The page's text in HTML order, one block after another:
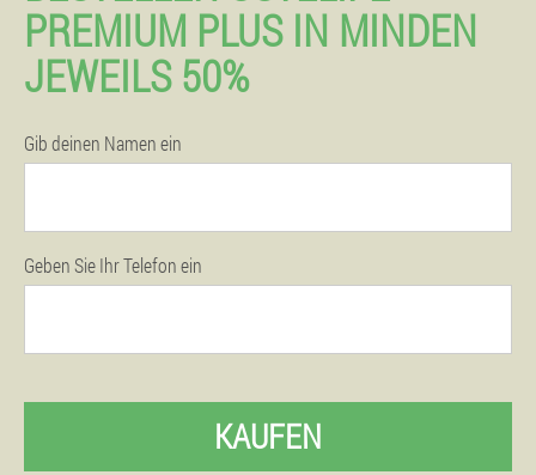
PREMIUM PLUS IN MINDEN
JEWEILS 50%
Gib deinen Namen ein
Geben Sie Ihr Telefon ein
KAUFEN